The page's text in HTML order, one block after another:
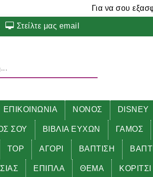
Για να σου
Στείλτε μας email
ΕΠΙΚΟΙΝΩΝΙΑ ΝΟΝΟΣ DISNEY
ΣΟΥ ΒΙΒΛΙΑ ΕΥΧΩΝ ΓΑΜΟΣ
TOP ΑΓΟΡΙ ΒΑΠΤΙΣΗ
ΕΠΙΠΛΑ ΘΕΜΑ ΚΟΡΙΤΣΙ